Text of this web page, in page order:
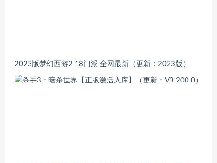
2023版梦幻西游2 18门派 全网最新（更新：2023版）